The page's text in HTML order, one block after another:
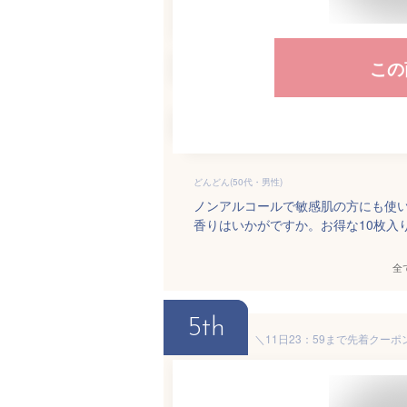
こ
どんどん(50代・男性)
ノンアルコールで敏感肌の方にも
香りはいかがですか。お得な10枚入
全
5th